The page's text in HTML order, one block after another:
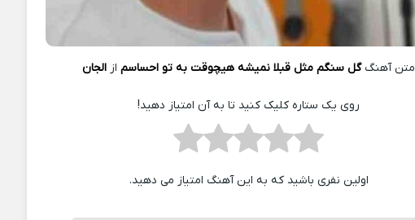
متن آهنگگل سنگم مثل قبلا نمیشه هیچوقت به تو احساسماز الجان
روی یک ستاره کلیک کنید تا به آن امتیاز دهید!
اولین نفری باشید که به این آهنگ امتیاز می دهید.